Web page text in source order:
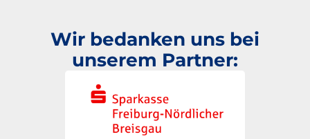
Wir bedanken uns bei
unserem Partner: